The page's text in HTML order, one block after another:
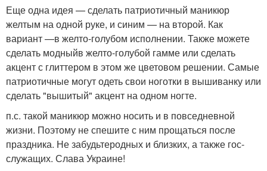
Еще одна идея — сделать патриотичный маникюр
желтым на одной руке, и синим — на второй. Как
вариант —в желто-голубом исполнении. Также можете
сделать модныйв желто-голубой гамме или сделать
акцент с глиттером в этом же цветовом решении. Самые
патриотичные могут одеть свои ноготки в вышиванку или
сделать "вышитый" акцент на одном ногте.
п.с. такой маникюр можно носить и в повседневной
жизни. Поэтому не спешите с ним прощаться после
праздника. Не забудьтеродных и близких, а также гос-
служащих. Слава Украине!